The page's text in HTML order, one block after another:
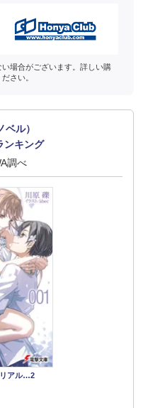
場合がございます。詳しい購
さい。
ル）
ンキング
調べ
アル…2